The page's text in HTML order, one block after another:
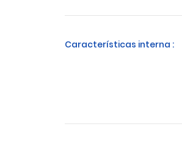
Características interna :